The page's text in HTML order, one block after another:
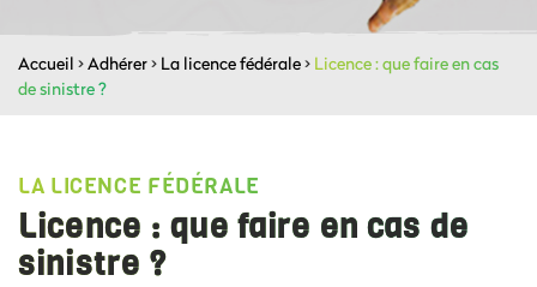
Accueil >Adhérer> La licence fédérale> Licence : que faire en cas
de sinistre ?
LA LICENCE FÉDÉRALE
Licence : que faire en cas de
sinistre ?